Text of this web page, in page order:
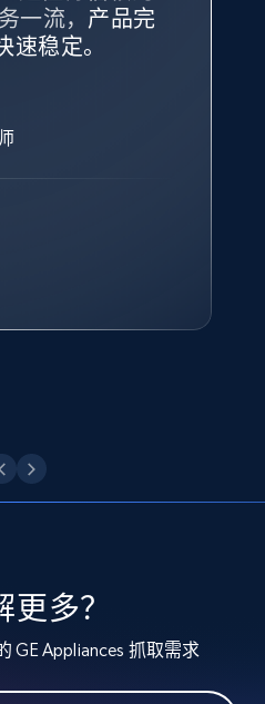
Description, Initial
Reviews count, and
id, Title, Rating,
using
注册使用
一流， 产品完
速稳定。
自有代理基础
获取网络数据。
烦人的验证码
验，Bright Data
估量。Bright
足需求，并通过
发团队，让我们
Inc. 报告与分析、
(CEO)
的可靠性印
服务也非常满
对我们非常有帮
Data 的合作感
方面都很不错，
也非常认可。
更多？
GE Appliances 抓取需求